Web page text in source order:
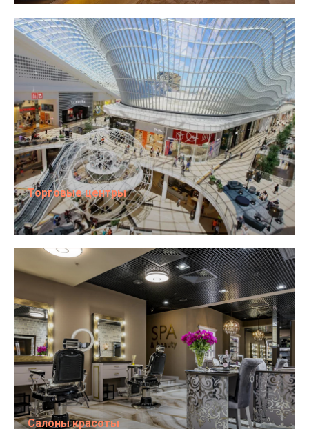
Торговые центры
Салоны красоты